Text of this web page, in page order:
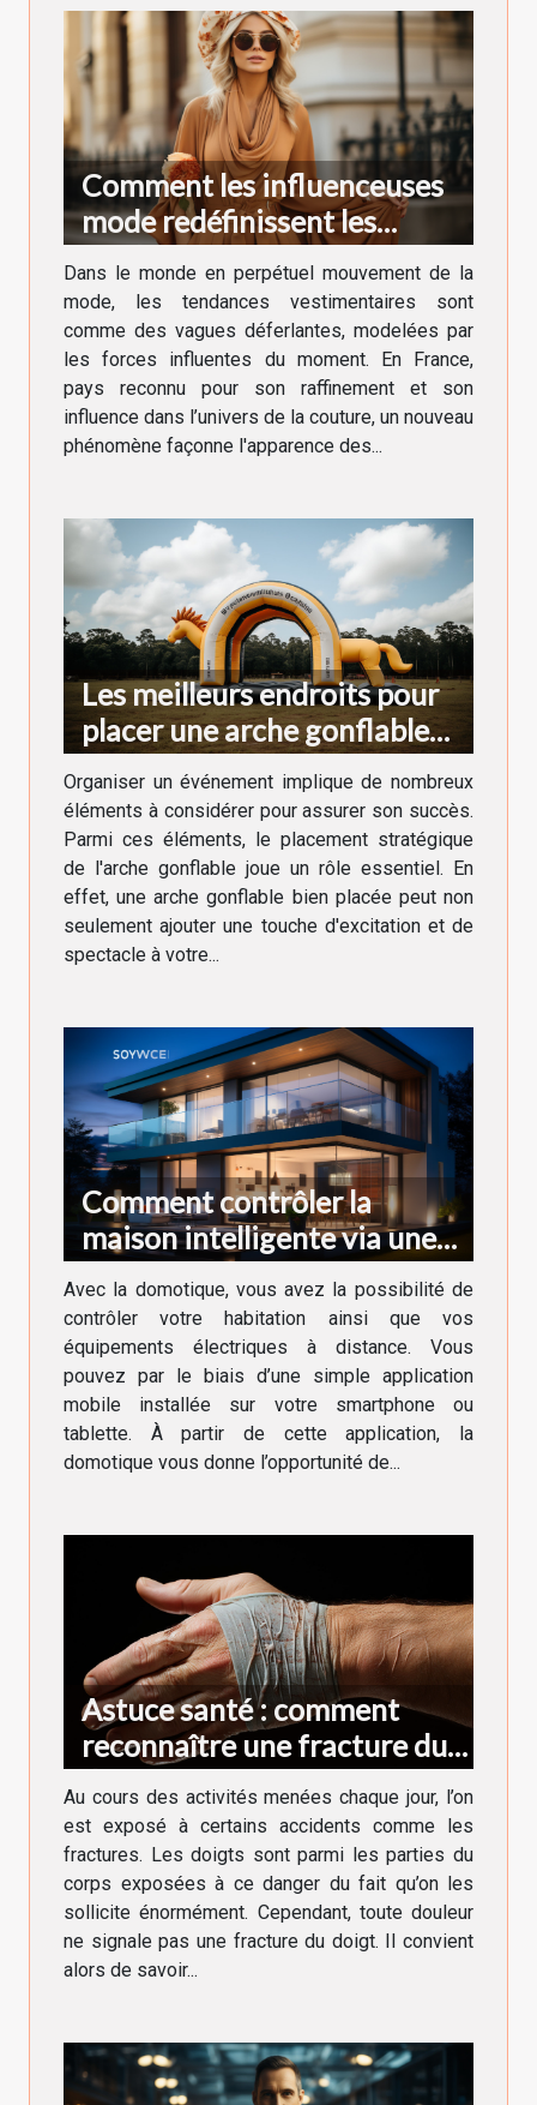
Comment les influenceuses
mode redéfinissent les
tendances vestimentaires en
France
Dans le monde en perpétuel mouvement de la
mode, les tendances vestimentaires sont
comme des vagues déferlantes, modelées par
les forces influentes du moment. En France,
pays reconnu pour son raffinement et son
influence dans l’univers de la couture, un nouveau
phénomène façonne l'apparence des...
Les meilleurs endroits pour
placer une arche gonflable
lors d'un événement
Organiser un événement implique de nombreux
éléments à considérer pour assurer son succès.
Parmi ces éléments, le placement stratégique
de l'arche gonflable joue un rôle essentiel. En
effet, une arche gonflable bien placée peut non
seulement ajouter une touche d'excitation et de
spectacle à votre...
Comment contrôler la
maison intelligente via une
application ?
Avec la domotique, vous avez la possibilité de
contrôler votre habitation ainsi que vos
équipements électriques à distance. Vous
pouvez par le biais d’une simple application
mobile installée sur votre smartphone ou
tablette. À partir de cette application, la
domotique vous donne l’opportunité de...
Astuce santé : comment
reconnaître une fracture du
doigt ?
Au cours des activités menées chaque jour, l’on
est exposé à certains accidents comme les
fractures. Les doigts sont parmi les parties du
corps exposées à ce danger du fait qu’on les
sollicite énormément. Cependant, toute douleur
ne signale pas une fracture du doigt. Il convient
alors de savoir...